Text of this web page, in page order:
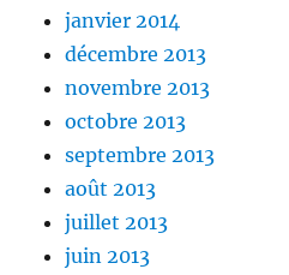
janvier 2014
décembre 2013
novembre 2013
octobre 2013
septembre 2013
août 2013
juillet 2013
juin 2013